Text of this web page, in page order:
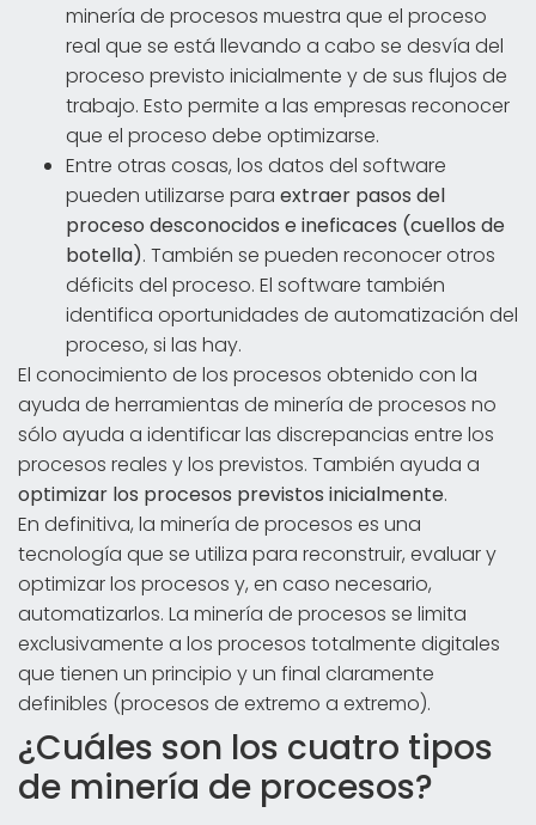
minería de procesos muestra que el proceso
real que se está llevando a cabo se desvía del
proceso previsto inicialmente y de sus flujos de
trabajo. Esto permite a las empresas reconocer
que el proceso debe optimizarse.
Entre otras cosas, los datos del software
pueden utilizarse para extraer pasos del
proceso desconocidos e ineficaces (cuellos de
botella). También se pueden reconocer otros
déficits del proceso. El software también
identifica oportunidades de automatización del
proceso, si las hay.
El conocimiento de los procesos obtenido con la
ayuda de herramientas de minería de procesos no
sólo ayuda a identificar las discrepancias entre los
procesos reales y los previstos. También ayuda a
optimizar los procesos previstos inicialmente.
En definitiva, la minería de procesos es una
tecnología que se utiliza para reconstruir, evaluar y
optimizar los procesos y, en caso necesario,
automatizarlos. La minería de procesos se limita
exclusivamente a los procesos totalmente digitales
que tienen un principio y un final claramente
definibles (procesos de extremo a extremo).
¿Cuáles son los cuatro tipos
de minería de procesos?